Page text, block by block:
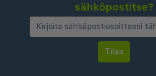
sähköpostitse?